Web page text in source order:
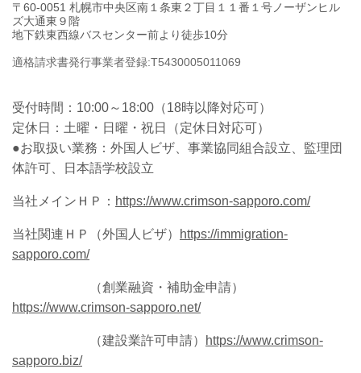
〒60-0051 札幌市中央区南１条東２丁目１１番１号ノーザンヒル
ズ大通東９階
地下鉄東西線バスセンター前より徒歩10分
適格請求書発行事業者登録:T5430005011069
受付時間： 10:00～18:00（18時以降対応可）
定休日：土曜・日曜・祝日
（定休日対応可）
●お取扱い業務：外国人ビザ、事業協同組合設立、監理団
体許可、日本語学校設立
当社メインＨＰ： https://www.crimson-sapporo.com/
当社関連ＨＰ（外国人ビザ）
https://immigration-
sapporo.com/
（創業融資・補助金申請）
https://www.crimson-sapporo.net/
（建設業許可申請）
https://www.crimson-
sapporo.biz/